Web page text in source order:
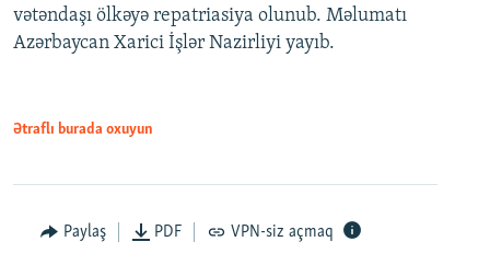
vətəndaşı ölkəyə repatriasiya olunub. Məlumatı
Azərbaycan Xarici İşlər Nazirliyi yayıb.
Ətraflı burada oxuyun
Paylaş PDF VPN-siz açmaq